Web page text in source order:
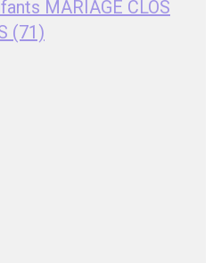
MARIAGE CLOS
(71)